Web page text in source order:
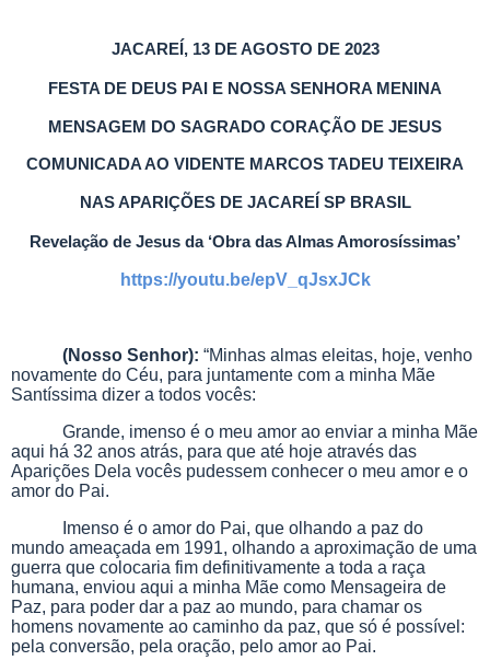
JACAREÍ, 13 DE AGOSTO DE 2023
FESTA DE DEUS PAI E NOSSA SENHORA MENINA
MENSAGEM DO SAGRADO CORAÇÃO DE JESUS
COMUNICADA AO VIDENTE MARCOS TADEU TEIXEIRA
NAS APARIÇÕES DE JACAREÍ SP BRASIL
Revelação de Jesus da ‘Obra das Almas Amorosíssimas’
https://youtu.be/epV_qJsxJCk
(Nosso Senhor): “Minhas almas eleitas, hoje, venho
novamente do Céu, para juntamente com a minha Mãe
Santíssima dizer a todos vocês:
Grande, imenso é o meu amor ao enviar a minha Mãe
aqui há 32 anos atrás, para que até hoje através das
Aparições Dela vocês pudessem conhecer o meu amor e o
amor do Pai.
Imenso é o amor do Pai, que olhando a paz do
mundo ameaçada em 1991, olhando a aproximação de uma
guerra que colocaria fim definitivamente a toda a raça
humana, enviou aqui a minha Mãe como Mensageira de
Paz, para poder dar a paz ao mundo, para chamar os
homens novamente ao caminho da paz, que só é possível:
pela conversão, pela oração, pelo amor ao Pai.